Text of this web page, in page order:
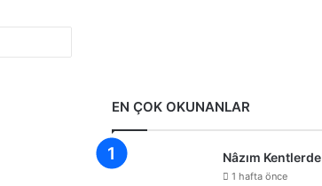
EN ÇOK OKUNANLAR
Nâzım Kentlerde
1 hafta önce